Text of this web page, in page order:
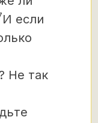
И если
Не так